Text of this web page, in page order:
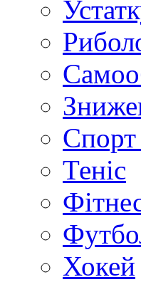
Спорт
Теніс
Хокей